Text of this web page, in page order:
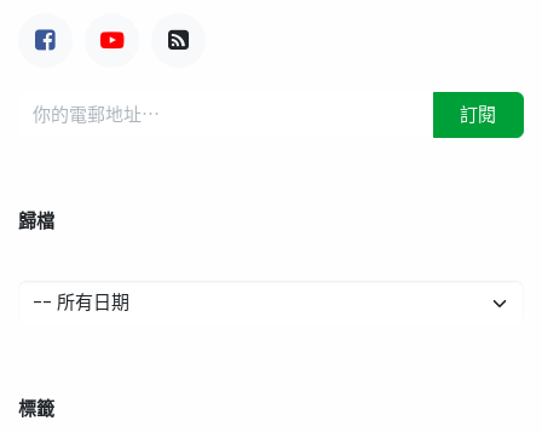
訂閱
歸檔
標籤